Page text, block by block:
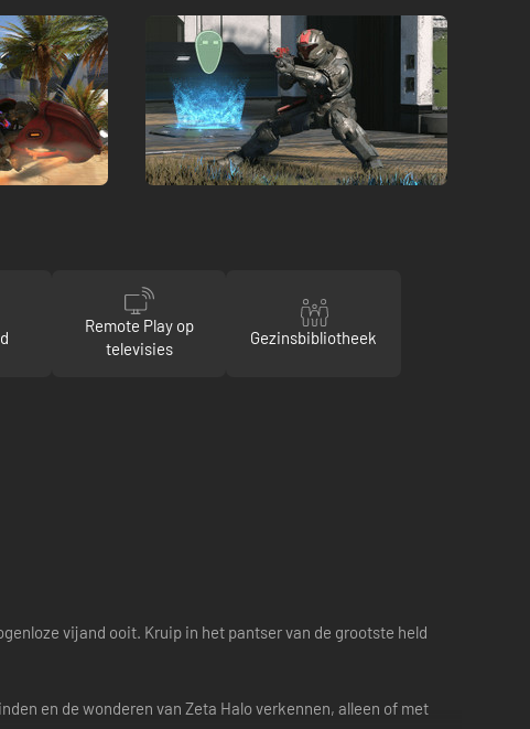
Remote Play op
televisies
Gezinsbibliotheek
vijand ooit. Kruip in het pantser van de grootste held
en de wonderen van Zeta Halo verkennen, alleen of met